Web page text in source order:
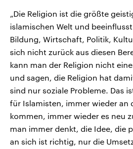
„Die Religion ist die größte
islamischen Welt und
Bildung, Wirtschaft, Politik,
sich nicht zurück aus diesen
kann man der Religion nicht
und sagen, die Religion hat
sind nur soziale Probleme. Das
für Islamisten, immer wieder an
kommen, immer wieder es neu
man immer denkt, die Idee, die
an sich ist richtig, nur die